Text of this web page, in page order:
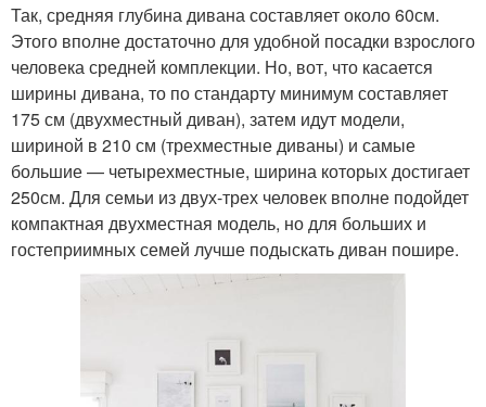
Так, средняя глубина дивана составляет около 60см.
Этого вполне достаточно для удобной посадки взрослого
человека средней комплекции. Но, вот, что касается
ширины дивана, то по стандарту минимум составляет
175 см (двухместный диван), затем идут модели,
шириной в 210 см (трехместные диваны) и самые
большие — четырехместные, ширина которых достигает
250см. Для семьи из двух-трех человек вполне подойдет
компактная двухместная модель, но для больших и
гостеприимных семей лучше подыскать диван пошире.